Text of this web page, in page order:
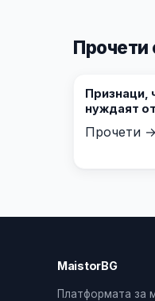
Признаци,
нуждаят
Прочети →
MaistorBG
Платформата за